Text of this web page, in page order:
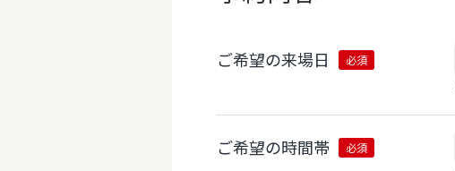
ご希望の来場日 必須
ご希望の時間帯 必須